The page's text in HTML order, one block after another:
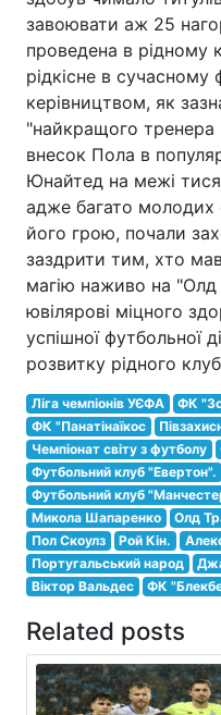
завоювати аж 25
проведена в рідному
рідкісне в сучасному
керівництвом, як
"найкращого тренера
внесок Пола в
Юнайтед на межі
адже багато молодих
його грою, почали
заздрити тим, хто
магію наживо на
ювілярові міцного
успішної футбольної
розвитку рідного
Ліга чемпіонів УЄФА ФК
ФК "Панатінаїкос
Чемпіонат світу з футболу
Футбольний клуб "Евертон".
Футбольний клуб
Микола Шапаренко
Олд
Пол Скоулз
Рой Кін.
Португальський народ
Віктор Вальдес
ФК
Related posts